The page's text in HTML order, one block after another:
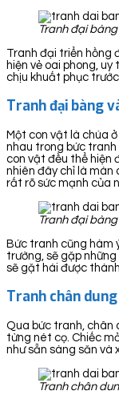
Tranh đại
Tranh đại triển hồng
hiện vẻ oai phong,
chịu khuất phục
Tranh đại bàng
Một con vật là chúa
nhau trong bức
con vật đều thể hiện
nhiên đây chỉ là màn
rất rõ sức mạnh của
Tranh đại
Bức tranh cũng hàm
trường, sẽ gặp
sẽ gặt hái được
Tranh chân
Qua bức tranh, chân
từng nét cọ. Chiếc
như sẵn sàng săn và
Tranh chân